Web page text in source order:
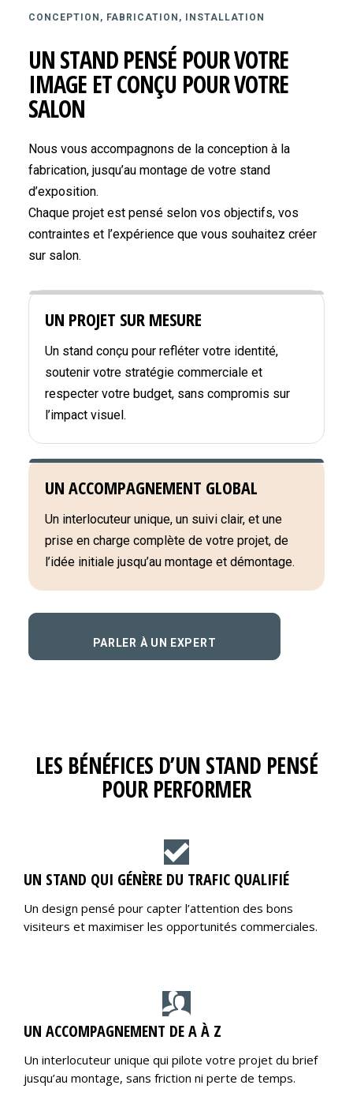
CONCEPTION, FABRICATION, INSTALLATION
UN STAND PENSÉ POUR VOTRE
IMAGE ET CONÇU POUR VOTRE
SALON
Nous vous accompagnons de la conception à la
fabrication, jusqu’au montage de votre stand
d’exposition.
Chaque projet est pensé selon vos objectifs, vos
contraintes et l’expérience que vous souhaitez créer
sur salon.
UN PROJET SUR MESURE
Un stand conçu pour refléter votre identité,
soutenir votre stratégie commerciale et
respecter votre budget, sans compromis sur
l’impact visuel.
UN ACCOMPAGNEMENT GLOBAL
Un interlocuteur unique, un suivi clair, et une
prise en charge complète de votre projet, de
l’idée initiale jusqu’au montage et démontage.
PARLER À UN EXPERT
LES BÉNÉFICES D’UN STAND PENSÉ
POUR PERFORMER
UN STAND QUI GÉNÈRE DU TRAFIC QUALIFIÉ
Un design pensé pour capter l’attention des bons
visiteurs et maximiser les opportunités commerciales.
UN ACCOMPAGNEMENT DE A À Z
Un interlocuteur unique qui pilote votre projet du brief
jusqu’au montage, sans friction ni perte de temps.